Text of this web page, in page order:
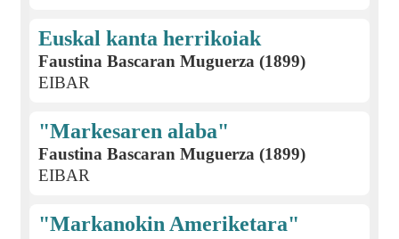
Euskal kanta herrikoiak
Faustina Bascaran Muguerza (1899)
EIBAR
"Markesaren alaba"
Faustina Bascaran Muguerza (1899)
EIBAR
"Markanokin Ameriketara"